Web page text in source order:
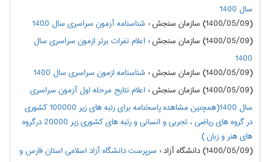
سال 1400
(1400/05/09) سازمان سنجش
: شناسنامه آزمون سراسری سال 1400
(1400/05/09) سازمان سنجش
:اعلام نفرات برتر ازمون سراسري سال
1400
(1400/05/09) سازمان سنجش
: شناسنامه ازمون سراسري سال 1400
(1400/05/09) سازمان سنجش
:اعلام نتايج مرحله اول آزمون سراسري
سال 1400(همچنین مشاهده پاسخنامه برای رتبه های زیر 100000 کشوری
در گروه های ریاضی ، تجربی و انسانی و رتبه های کشوری زیر 20000 درگروه
های هنر و زبان )
(1400/05/09) دانشگاه آزاد
: سرپرست دانشگاه آزاد اسلامی استان فارس و